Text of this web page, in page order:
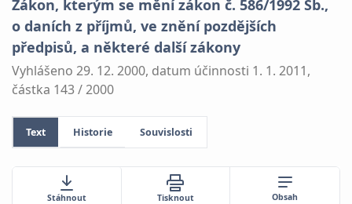
Zákon, kterým se mění zákon č. 586/1992 Sb.,
o daních z příjmů, ve znění pozdějších
předpisů, a některé další zákony
Vyhlášeno 29. 12. 2000, datum účinnosti 1. 1. 2011,
částka 143 / 2000
Text Historie Souvislosti
Stáhnout Tisknout Obsah